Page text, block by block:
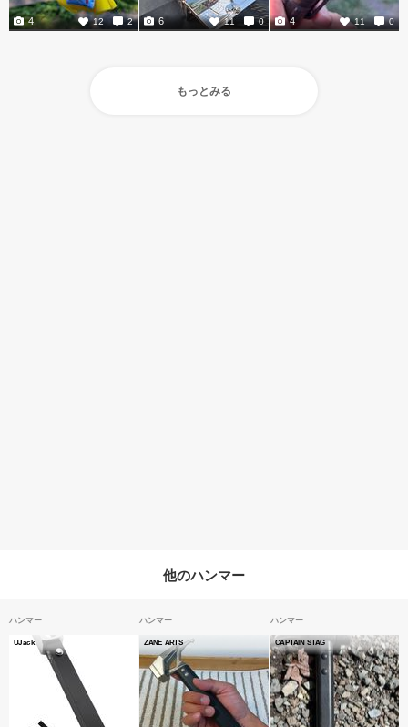
12 2
4 11 0
6 11 0
4
もっとみる
他のハンマー
ハンマー
UJack
ハンマー
ZANE ARTS
ハンマー
CAPTAIN STAG